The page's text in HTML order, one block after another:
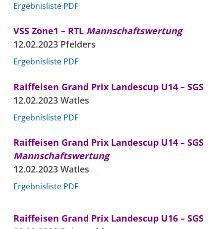
Ergebnisliste PDF
VSS Zone1 – RTL Mannschaftswertung
12.02.2023 Pfelders
Ergebnisliste PDF
Raiffeisen Grand Prix Landescup U14 – SGS
12.02.2023 Watles
Ergebnisliste PDF
Raiffeisen Grand Prix Landescup U14 – SGS
Mannschaftswertung
12.02.2023 Watles
Ergebnisliste PDF
Raiffeisen Grand Prix Landescup U16 – SGS